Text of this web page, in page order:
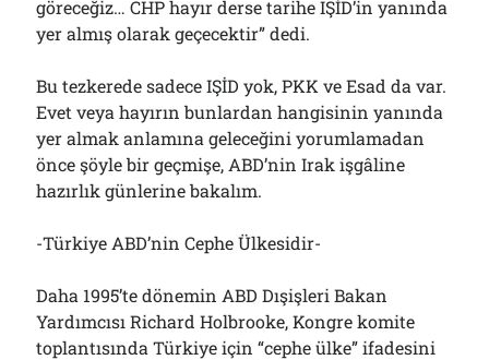
Türkiye 2.0’a Gidiş!..
05/08/2026
Er Gaziler 20 Gün Sonra Gelen MSB Heyetine Böyle İsyan Etti:“Bizi
Teröristlere G……yle Güldürdünüz”
01/08/2026
Papazın “Komutanı” Ayasofya ve Patrikhane İçin ABD’yi Göreve
Çağırdı!..
31/07/2026
Arşivler
Arşivler
göreceğiz… CHP hayır derse tarihe IŞİD’in yanında
yer almış olarak geçecektir” dedi.
Bu tezkerede sadece IŞİD yok, PKK ve Esad da var.
Evet veya hayırın bunlardan hangisinin yanında
yer almak anlamına geleceğini yorumlamadan
önce şöyle bir geçmişe, ABD’nin Irak işgâline
hazırlık günlerine bakalım.
-Türkiye ABD’nin Cephe Ülkesidir-
Daha 1995’te dönemin ABD Dışişleri Bakan
Yardımcısı Richard Holbrooke, Kongre komite
toplantısında Türkiye için “cephe ülke” ifadesini